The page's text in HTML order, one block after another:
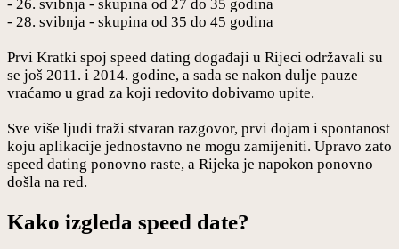
- 26. svibnja - skupina od 27 do 35 godina
- 28. svibnja - skupina od 35 do 45 godina
Prvi Kratki spoj speed dating događaji u Rijeci održavali su
se još 2011. i 2014. godine, a sada se nakon dulje pauze
vraćamo u grad za koji redovito dobivamo upite.
Sve više ljudi traži stvaran razgovor, prvi dojam i spontanost
koju aplikacije jednostavno ne mogu zamijeniti. Upravo zato
speed dating ponovno raste, a Rijeka je napokon ponovno
došla na red.
Kako izgleda speed date?